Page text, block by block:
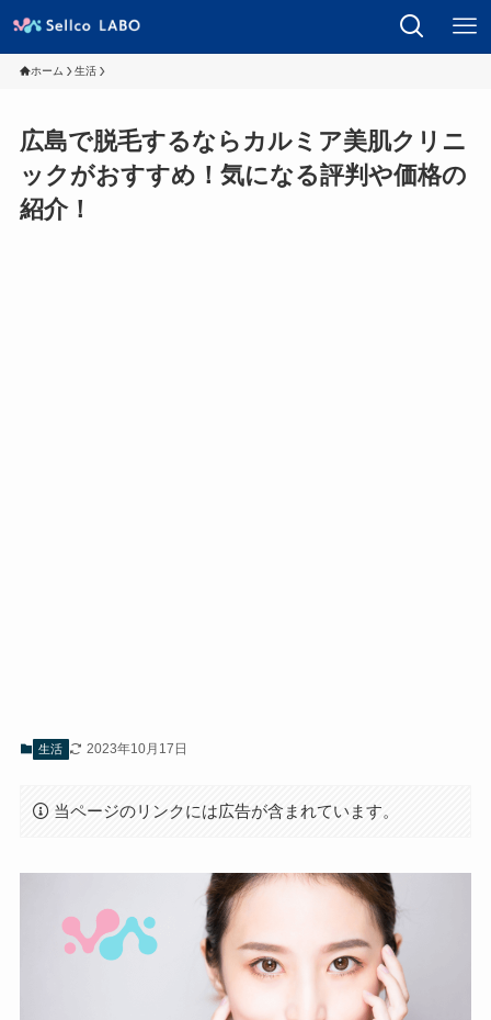
ホーム 生活
広島で脱毛するならカルミア美肌クリニ
ックがおすすめ！気になる評判や価格の
紹介！
生活 2023年10月17日
当ページのリンクには広告が含まれています。